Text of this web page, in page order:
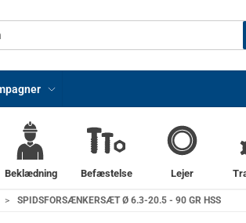
Beklædning Befæstelse Lejer
SPIDSFORSÆNKERSÆT Ø 6.3-20.5 - 90 GR HSS